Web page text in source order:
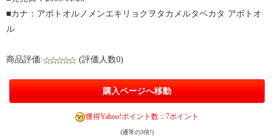
■カナ：アボトオルノメンエキリョクヲタカメルタベカタ アボトオ
ル
商品評価: (評価人数0)
購入ページへ移動
獲得Yahoo!ポイント数：7ポイント
(通常の3倍!)